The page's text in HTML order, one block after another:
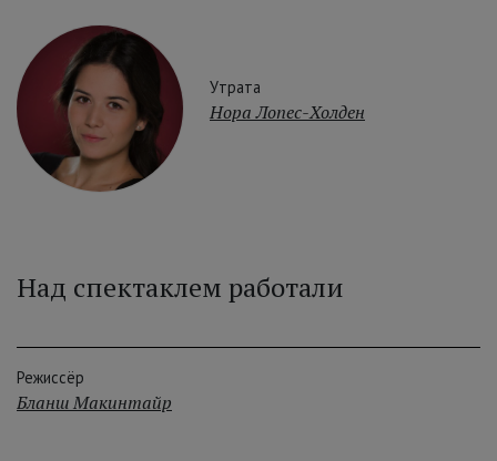
Утрата
Нора Лопес-Холден
Над спектаклем работали
Режиссёр
Бланш Макинтайр